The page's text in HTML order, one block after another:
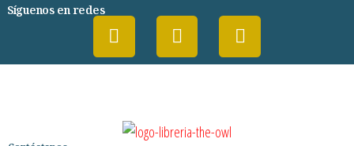
Síguenos en redes